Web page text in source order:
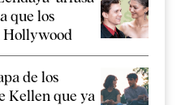
que los
Hollywood
de los
Kellen que ya